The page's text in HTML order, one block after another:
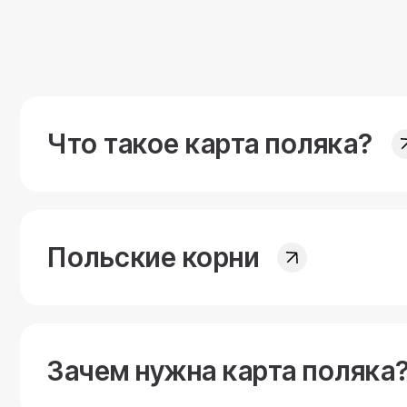
Что такое карта поляка?
Польские корни
Зачем нужна карта